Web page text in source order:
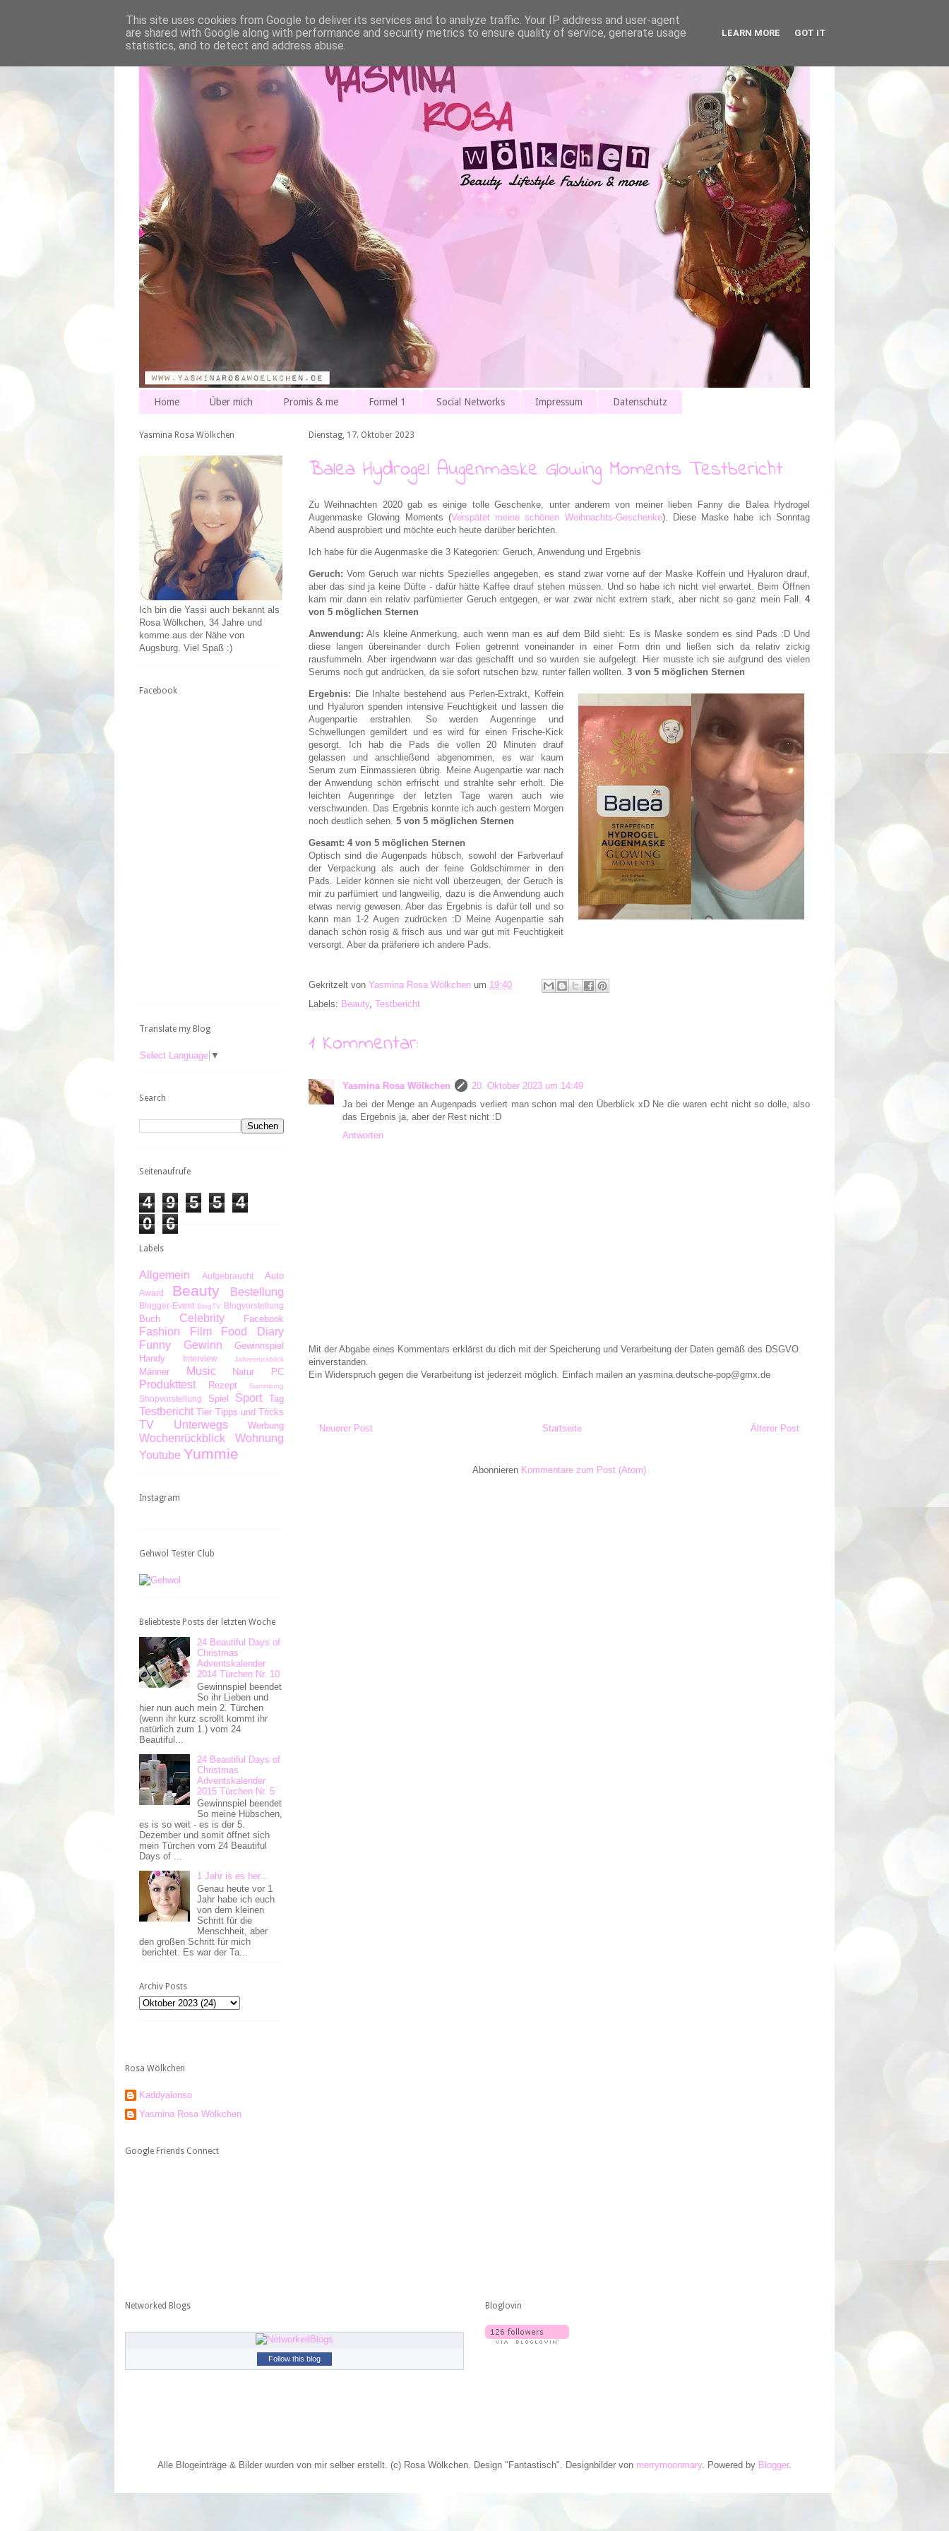
Home Über mich Promis & me Formel 1 Social Networks Impressum Datenschutz
Dienstag, 17. Oktober 2023
Balea Hydrogel Augenmaske Glowing Moments Testbericht
Zu Weihnachten 2020 gab es einige tolle Geschenke, unter anderem von meiner lieben Fanny die Balea Hydrogel
Augenmaske Glowing Moments (Verspätet meine schönen Weihnachts-Geschenke). Diese Maske habe ich Sonntag
Abend ausprobiert und möchte euch heute darüber berichten.
Ich habe für die Augenmaske die 3 Kategorien: Geruch, Anwendung und Ergebnis
Geruch: Vom Geruch war nichts Spezielles angegeben, es stand zwar vorne auf der Maske Koffein und Hyaluron drauf,
aber das sind ja keine Düfte - dafür hätte Kaffee drauf stehen müssen. Und so habe ich nicht viel erwartet. Beim Öffnen
kam mir dann ein relativ parfümierter Geruch entgegen, er war zwar nicht extrem stark, aber nicht so ganz mein Fall. 4
von 5 möglichen Sternen
Anwendung: Als kleine Anmerkung, auch wenn man es auf dem Bild sieht: Es is Maske sondern es sind Pads :D Und
diese langen übereinander durch Folien getrennt voneinander in einer Form drin und ließen sich da relativ zickig
rausfummeln. Aber irgendwann war das geschafft und so wurden sie aufgelegt. Hier musste ich sie aufgrund des vielen
Serums noch gut andrücken, da sie sofort rutschen bzw. runter fallen wollten. 3 von 5 möglichen Sternen
Ergebnis: Die Inhalte bestehend aus Perlen-Extrakt, Koffein
und Hyaluron spenden intensive Feuchtigkeit und lassen die
Augenpartie erstrahlen. So werden Augenringe und
Schwellungen gemildert und es wird für einen Frische-Kick
gesorgt. Ich hab die Pads die vollen 20 Minuten drauf
gelassen und anschließend abgenommen, es war kaum
Serum zum Einmassieren übrig. Meine Augenpartie war nach
der Anwendung schön erfrischt und strahlte sehr erholt. Die
leichten Augenringe der letzten Tage waren auch wie
verschwunden. Das Ergebnis konnte ich auch gestern Morgen
noch deutlich sehen. 5 von 5 möglichen Sternen
Gesamt: 4 von 5 möglichen Sternen
Optisch sind die Augenpads hübsch, sowohl der Farbverlauf
der Verpackung als auch der feine Goldschimmer in den
Pads. Leider können sie nicht voll überzeugen, der Geruch is
mir zu parfümiert und langweilig, dazu is die Anwendung auch
etwas nervig gewesen. Aber das Ergebnis is dafür toll und so
kann man 1-2 Augen zudrücken :D Meine Augenpartie sah
danach schön rosig & frisch aus und war gut mit Feuchtigkeit
versorgt. Aber da präferiere ich andere Pads.
Gekritzelt von Yasmina Rosa Wölkchen um 19:40
Labels: Beauty, Testbericht
1 Kommentar:
Yasmina Rosa Wölkchen
20. Oktober 2023 um 14:49
Ja bei der Menge an Augenpads verliert man schon mal den Überblick xD Ne die waren echt nicht so dolle, also
das Ergebnis ja, aber der Rest nicht :D
Antworten
Mit der Abgabe eines Kommentars erklärst du dich mit der Speicherung und Verarbeitung der Daten gemäß des DSGVO
einverstanden.
Ein Widerspruch gegen die Verarbeitung ist jederzeit möglich. Einfach mailen an yasmina.deutsche-pop@gmx.de
Neuerer Post Älterer Post
Startseite
Abonnieren Kommentare zum Post (Atom)
Yasmina Rosa Wölkchen
Ich bin die Yassi auch bekannt als
Rosa Wölkchen, 34 Jahre und
komme aus der Nähe von
Augsburg. Viel Spaß :)
Facebook
Translate my Blog
Select Language ▼
Search
Seitenaufrufe
4 9 5 5
4
0
6
Labels
Allgemein Aufgebraucht Auto
Award Beauty Bestellung
Blogger-Event BlogTV Blogvorstellung
Buch Celebrity Facebook
Fashion Film
Food Diary
Funny
Gewinn
Gewinnspiel
Handy
Interview Jahresrückblick
Männer Music Natur PC
Produkttest Rezept Sammlung
Shopvorstellung Spiel Sport Tag
Testbericht Tier Tipps und Tricks
TV Unterwegs Werbung
Wochenrückblick
Wohnung
Youtube Yummie
Instagram
Gehwol Tester Club
Beliebteste Posts der letzten Woche
24 Beautiful Days of
Christmas
Adventskalender
2014 Türchen Nr. 10
Gewinnspiel beendet
So ihr Lieben und
hier nun auch mein 2. Türchen
(wenn ihr kurz scrollt kommt ihr
natürlich zum 1.) vom 24
Beautiful...
24 Beautiful Days of
Christmas
Adventskalender
2015 Türchen Nr. 5
Gewinnspiel beendet
So meine Hübschen,
es is so weit - es is der 5.
Dezember und somit öffnet sich
mein Türchen vom 24 Beautiful
Days of ...
1 Jahr is es her...
Genau heute vor 1
Jahr habe ich euch
von dem kleinen
Schritt für die
Menschheit, aber
den großen Schritt für mich
berichtet. Es war der Ta...
Archiv Posts
Rosa Wölkchen
Kaddyalonso
Yasmina Rosa Wölkchen
Google Friends Connect
Networked Blogs
Follow this blog
Bloglovin
Alle Blogeinträge & Bilder wurden von mir selber erstellt. (c) Rosa Wölkchen. Design "Fantastisch". Designbilder von merrymoonmary. Powered by Blogger.
This site uses cookies from Google to deliver its services and to analyze traffic. Your IP address and user-agent
are shared with Google along with performance and security metrics to ensure quality of service, generate usage
statistics, and to detect and address abuse.
LEARN MORE GOT IT